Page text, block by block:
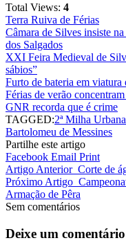
Total Views: 4
Terra Ruiva de Férias
Câmara de Silves insiste
dos Salgados
XXI Feira Medieval de
sábios”
Furto de bateria em viatura
Férias de verão
GNR recorda que é crime
TAGGED:2ª Milha
Bartolomeu de Messines
Partilhe este artigo
Facebook Email Print
Artigo Anterior Corte de
Próximo Artigo
Armação de Pêra
Sem comentários
Deixe um comentário